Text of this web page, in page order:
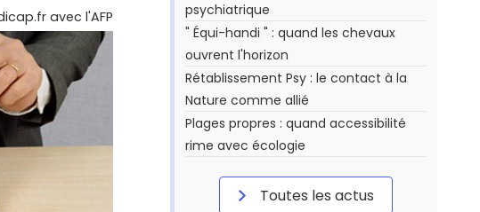
avec l'AFP
psychiatrique
" Équi-handi " : quand les chevaux
ouvrent l'horizon
Rétablissement Psy : le contact à la
Nature comme allié
Plages propres : quand accessibilité
rime avec écologie
Toutes les actus